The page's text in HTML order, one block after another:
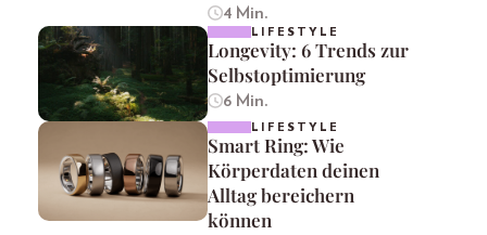
4 Min.
LIFESTYLE
Longevity: 6 Trends zur
Selbstoptimierung
6 Min.
LIFESTYLE
Smart Ring: Wie
Körperdaten deinen
Alltag bereichern
können